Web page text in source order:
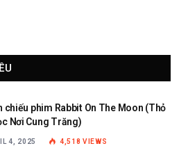
chiếu phim Rabbit On The Moon (Thỏ
Nơi Cung Trăng)
4, 2025 4,518VIEWS